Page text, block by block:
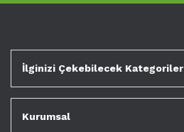
İlginizi Çekebilecek Kategoriler
Kurumsal